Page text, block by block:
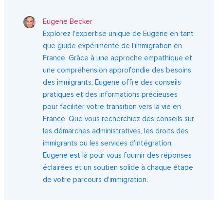
Eugene Becker
Explorez l'expertise unique de Eugene en tant
que guide expérimenté de l'immigration en
France. Grâce à une approche empathique et
une compréhension approfondie des besoins
des immigrants, Eugene offre des conseils
pratiques et des informations précieuses
pour faciliter votre transition vers la vie en
France. Que vous recherchiez des conseils sur
les démarches administratives, les droits des
immigrants ou les services d'intégration,
Eugene est là pour vous fournir des réponses
éclairées et un soutien solide à chaque étape
de votre parcours d'immigration.